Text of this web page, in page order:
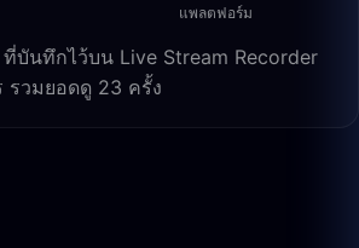
แพลตฟอร์ม
บันทึกไว้บน Live Stream Recorder
รวมยอดดู 23 ครั้ง